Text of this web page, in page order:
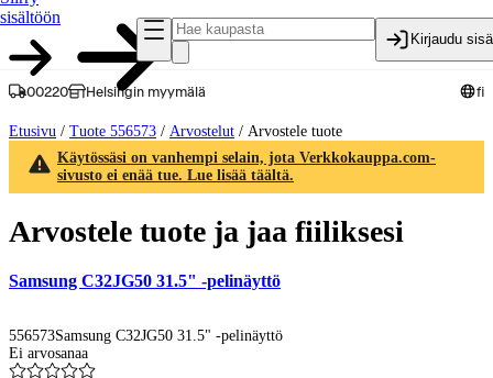
sisältöön
Kirjaudu
00220 Helsingin myymälä fi
Etusivu / Tuote 556573 / Arvostelut / Arvostele tuote
Käytössäsi on vanhempi selain, jota Verkkokauppa.com-
sivusto ei enää tue. Lue lisää täältä.
Arvostele tuote ja jaa fiiliksesi
Samsung C32JG50 31.5" -pelinäyttö
556573Samsung C32JG50 31.5" -pelinäyttö
Ei arvosanaa